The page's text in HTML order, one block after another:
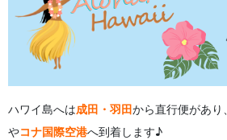
ハワイ島へは成田・羽田から直行便があり、
やコナ国際空港へ到着します♪